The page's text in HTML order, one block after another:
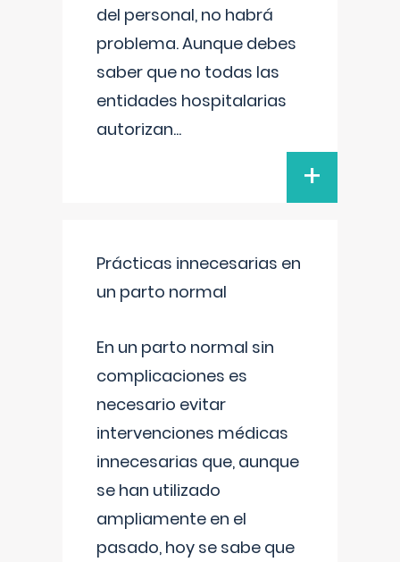
del personal, no habrá
problema. Aunque debes
saber que no todas las
entidades hospitalarias
autorizan...
+
Prácticas innecesarias en
un parto normal
En un parto normal sin
complicaciones es
necesario evitar
intervenciones médicas
innecesarias que, aunque
se han utilizado
ampliamente en el
pasado, hoy se sabe que